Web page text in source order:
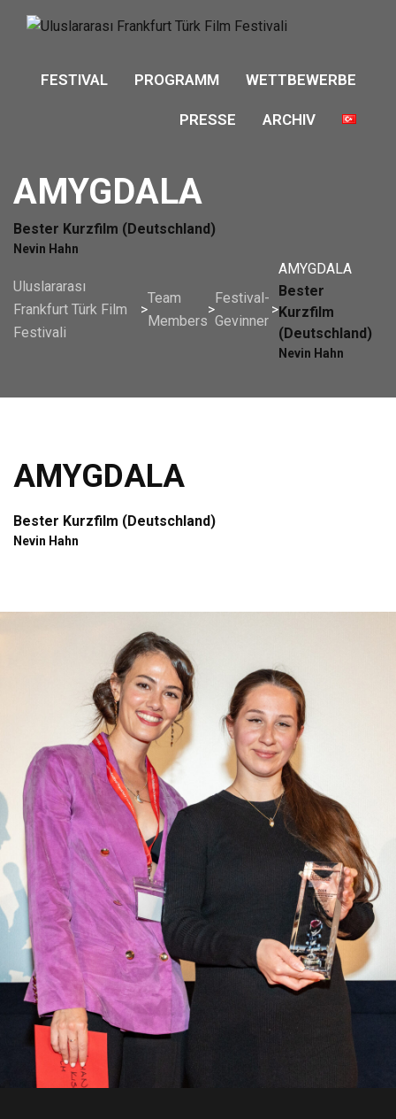
FESTIVAL PROGRAMM WETTBEWERBE
PRESSE ARCHIV
AMYGDALA
Bester Kurzfilm (Deutschland)
Nevin Hahn
Uluslararası
Frankfurt Türk Film
Festivali
>
Team
Members
>
Festival-
Gevinner
>
AMYGDALA
Bester
Kurzfilm
(Deutschland)
Nevin Hahn
AMYGDALA
Bester Kurzfilm (Deutschland)
Nevin Hahn